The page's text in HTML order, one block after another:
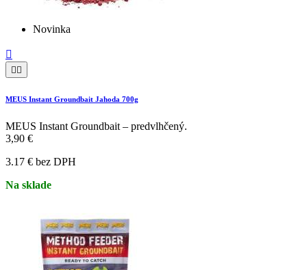
Novinka


MEUS Instant Groundbait Jahoda 700g
MEUS Instant Groundbait – predvlhčený.
3,90 €
3.17 € bez DPH
Na sklade